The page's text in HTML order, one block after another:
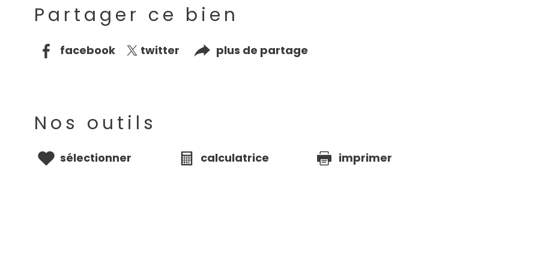
Partager ce bien
facebook twitter plus de partage
Nos outils
sélectionner calculatrice imprimer